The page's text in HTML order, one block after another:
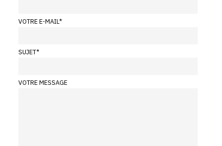
VOTRE E-MAIL*
SUJET*
VOTRE MESSAGE